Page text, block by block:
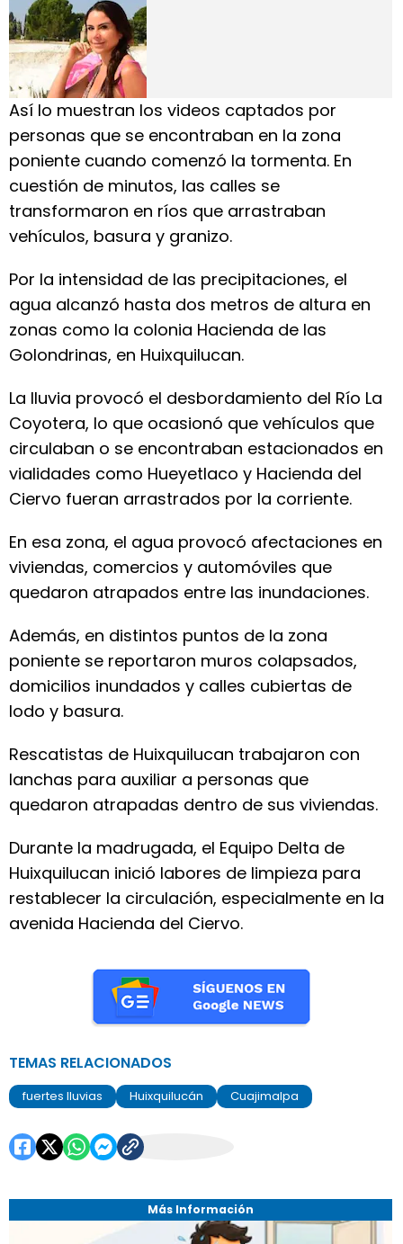
Más Información
Así lo muestran los videos captados por
personas que se encontraban en la zona
poniente cuando comenzó la tormenta. En
cuestión de minutos, las calles se
transformaron en ríos que arrastraban
vehículos, basura y granizo.
Por la intensidad de las precipitaciones, el
agua alcanzó hasta dos metros de altura en
zonas como la colonia Hacienda de las
Golondrinas, en Huixquilucan.
La lluvia provocó el desbordamiento del Río La
Coyotera, lo que ocasionó que vehículos que
circulaban o se encontraban estacionados en
vialidades como Hueyetlaco y Hacienda del
Ciervo fueran arrastrados por la corriente.
En esa zona, el agua provocó afectaciones en
viviendas, comercios y automóviles que
quedaron atrapados entre las inundaciones.
Además, en distintos puntos de la zona
poniente se reportaron muros colapsados,
domicilios inundados y calles cubiertas de
lodo y basura.
Rescatistas de Huixquilucan trabajaron con
lanchas para auxiliar a personas que
quedaron atrapadas dentro de sus viviendas.
Durante la madrugada, el Equipo Delta de
Huixquilucan inició labores de limpieza para
restablecer la circulación, especialmente en la
avenida Hacienda del Ciervo.
TEMAS RELACIONADOS
fuertes lluvias Huixquilucán Cuajimalpa